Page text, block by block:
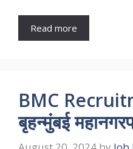
Read more
BMC
बृहन्मुंबई